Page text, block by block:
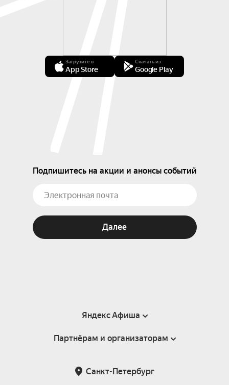
Загрузите в
App Store
Скачать из
Google Play
Подпишитесь на акции и анонсы событий
Далее
Яндекс Афиша
Справка
Подарочные сертификаты
Партнёрам и организаторам
Санкт-Петербург